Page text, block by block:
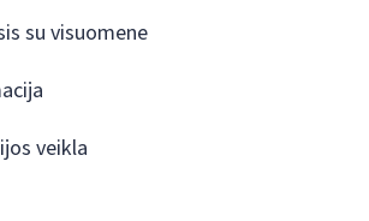
su visuomene
veikla